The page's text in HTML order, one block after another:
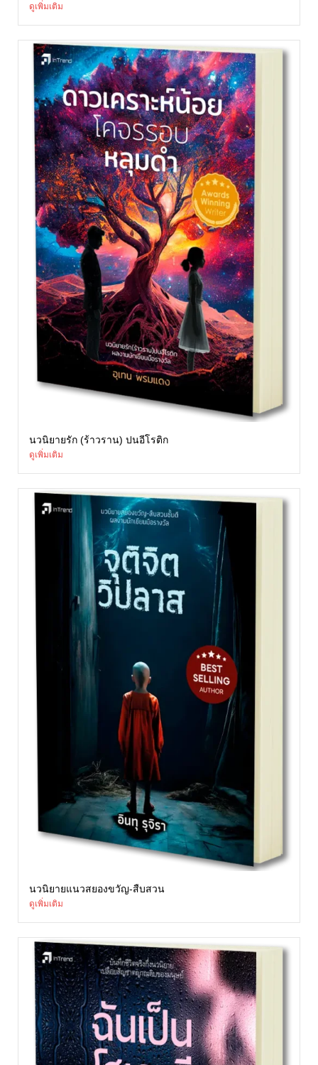
ดูเพิ่มเติม
นวนิยายรัก (ร้าวราน) ปนอีโรติก
ดูเพิ่มเติม
นวนิยายแนวสยองขวัญ-สืบสวน
ดูเพิ่มเติม